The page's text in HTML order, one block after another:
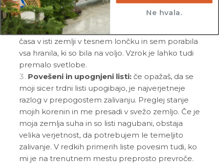
značilno, da rastem zelo počasi, vendar ob
popolni odsotnosti rasti nekaj ni v redu.
Velikokrat do tega pride, ko sem že predolgo
časa v isti zemlji v tesnem lončku in sem porabila
vsa hranila, ki so bila na voljo. Vzrok je lahko tudi
premalo svetlobe.
Povešeni in upognjeni listi: če opažaš, da se
moji sicer trdni listi upogibajo, je najverjetneje
razlog v prepogostem zalivanju. Preglej stanje
mojih korenin in me presadi v svežo zemljo. Če je
moja zemlja suha in so listi nagubani, obstaja
velika verjetnost, da potrebujem le temeljito
zalivanje. V redkih primerih liste povesim tudi, ko
mi je na trenutnem mestu preprosto prevroče.
Ne hvala.